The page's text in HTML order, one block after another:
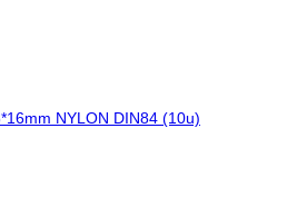
NYLON DIN84 (10u)